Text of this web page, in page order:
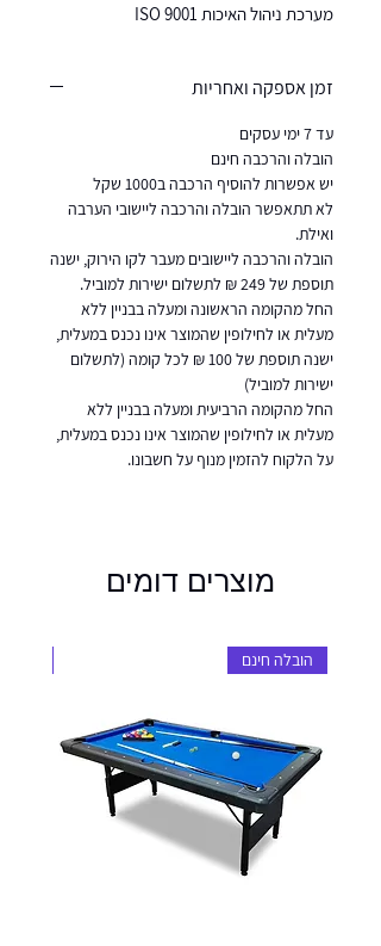
מערכת ניהול האיכות ISO 9001
זמן אספקה ואחריות
עד 7 ימי עסקים
הובלה והרכבה חינם
יש אפשרות להוסיף הרכבה ב1000 שקל
לא תתאפשר הובלה והרכבה ליישובי הערבה
ואילת.
הובלה והרכבה ליישובים מעבר לקו הירוק, ישנה
תוספת של 249 ₪ לתשלום ישירות למוביל.
החל מהקומה הראשונה ומעלה בבניין ללא
מעלית או לחילופין שהמוצר אינו נכנס במעלית,
ישנה תוספת של 100 ₪ לכל קומה (לתשלום
ישירות למוביל)
החל מהקומה הרביעית ומעלה בבניין ללא
מעלית או לחילופין שהמוצר אינו נכנס במעלית,
על הלקוח להזמין מנוף על חשבונו.
מוצרים דומים
הובלה חינם